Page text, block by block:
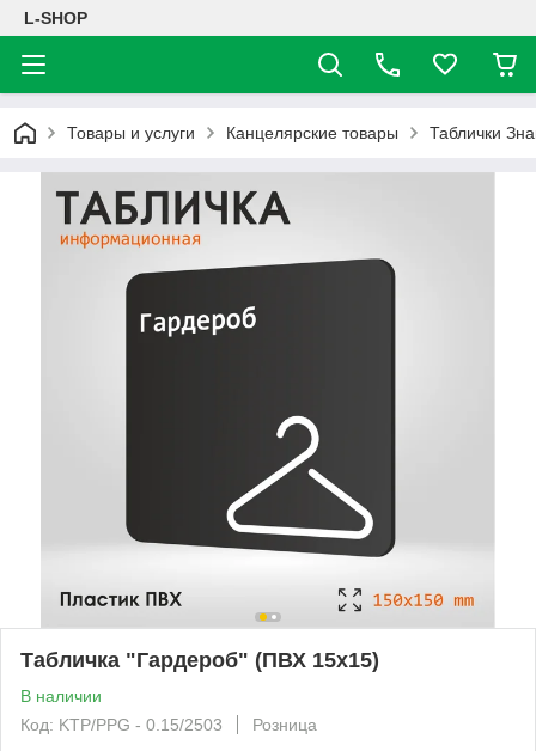
L-SHOP
Товары и услуги Канцелярские товары Таблички
Табличка "Гардероб" (ПВХ 15х15)
В наличии
Код: KTP/PPG - 0.15/2503
Розница